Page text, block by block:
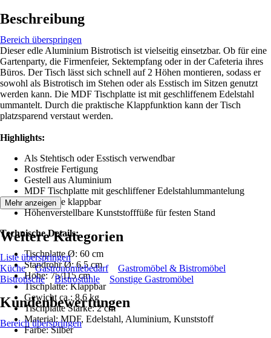
Beschreibung
Bereich überspringen
Dieser edle Aluminium Bistrotisch ist vielseitig einsetzbar. Ob für eine
Gartenparty, die Firmenfeier, Sektempfang oder in der Cafeteria ihres
Büros. Der Tisch lässt sich schnell auf 2 Höhen montieren, sodass er
sowohl als Bistrotisch im Stehen oder als Esstisch im Sitzen genutzt
werden kann. Die MDF Tischplatte ist mit geschliffenem Edelstahl
ummantelt. Durch die praktische Klappfunktion kann der Tisch
platzsparend verstaut werden.
Highlights:
Als Stehtisch oder Esstisch verwendbar
Rostfreie Fertigung
Gestell aus Aluminium
MDF Tischplatte mit geschliffener Edelstahlummantelung
Tischplatte klappbar
Höhenverstellbare Kunststofffüße für festen Stand
Technische Details:
Tischplatte Ø: 60 cm
Standrohr Ø: 6,5 cm
Höhe: 75/115 cm
Tischplatte: Klappbar
Gewicht ca.: 8,6 kg
Tischplatte Stärke: 2 cm
Material: MDF, Edelstahl, Aluminium, Kunststoff
Farbe: Silber
Mehr anzeigen
Weitere Kategorien
Liste überspringen
Küche
Gastronomiebedarf
Gastromöbel & Bistromöbel
Bistrotische
Bistrostühle Sonstige Gastromöbel
Kundenbewertungen
Bereich überspringen